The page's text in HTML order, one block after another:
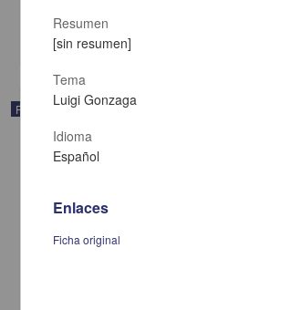
Publicación
Resumen
[sin resumen]
Tema
Luigi Gonzaga
Idioma
Español
Enlaces
Ficha original